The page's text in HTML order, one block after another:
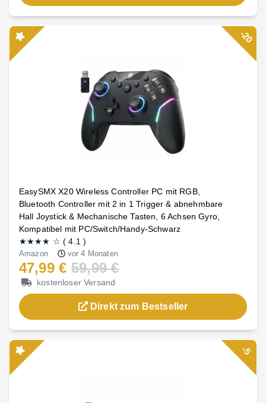
EasySMX X20 Wireless Controller PC mit RGB,
Bluetooth Controller mit 2 in 1 Trigger & abnehmbare
Hall Joystick & Mechanische Tasten, 6 Achsen Gyro,
Kompatibel mit PC/Switch/Handy-Schwarz
★★★★ ☆ (4.1 )
Amazon vor 4 Monaten
47,99 € 59,99 €
kostenloser Versand
Direkt zum Bestseller
-20
-5